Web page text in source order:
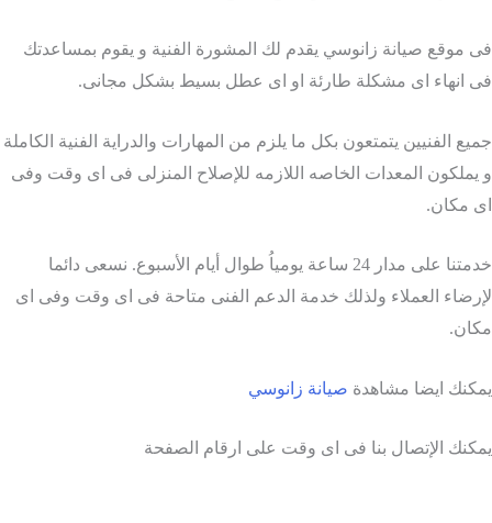
موقع صيانة زانوسي يقدم لك المشورة الفنية و يقوم بمساعدتك
انهاء اى مشكلة طارئة او اى عطل بسيط بشكل مجانى.
الفنيين يتمتعون بكل ما يلزم من المهارات والدراية الفنية الكاملة
المعدات الخاصه اللازمه للإصلاح المنزلى فى اى وقت وفى
مكان.
خدمتنا على مدار 24 ساعة يومياُ طوال أيام الأسبوع. نسعى دائما
العملاء ولذلك خدمة الدعم الفنى متاحة فى اى وقت وفى اى
ايضا مشاهدةصيانة زانوسي
الإتصال بنا فى اى وقت على ارقام الصفحة